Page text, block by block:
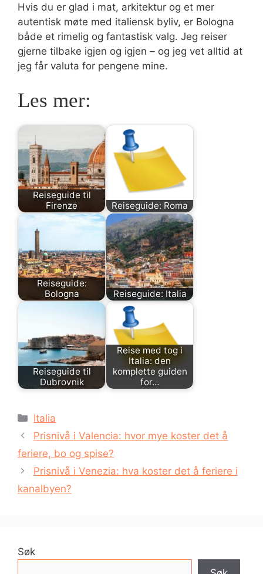
Hvis du er glad i mat, arkitektur og et mer
autentisk møte med italiensk byliv, er Bologna
både et rimelig og fantastisk valg. Jeg reiser
gjerne tilbake igjen og igjen – og jeg vet alltid at
jeg får valuta for pengene mine.
Les mer:
Reiseguide til
Firenze
Reiseguide: Roma
Reiseguide:
Bologna
Reiseguide: Italia
Reiseguide til
Dubrovnik
Reise med tog i
Italia: den
komplette guiden
for…
Kategorier
Italia
Prisnivå i Valencia: hvor mye koster det å
feriere, bo og spise?
Prisnivå i Venezia: hva koster det å feriere i
kanalbyen?
Søk